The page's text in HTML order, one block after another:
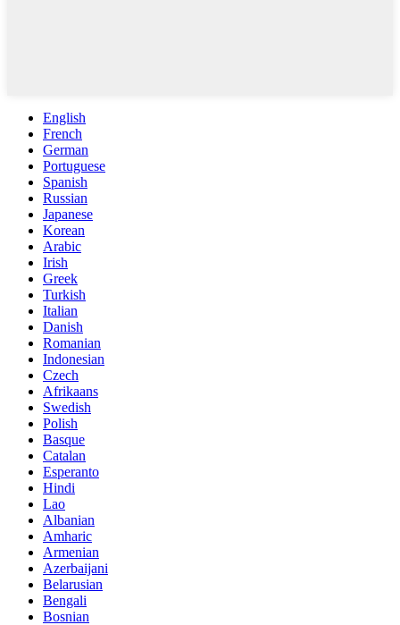
English
French
German
Portuguese
Spanish
Russian
Japanese
Korean
Arabic
Irish
Greek
Turkish
Italian
Danish
Romanian
Indonesian
Czech
Afrikaans
Swedish
Polish
Basque
Catalan
Esperanto
Hindi
Lao
Albanian
Amharic
Armenian
Azerbaijani
Belarusian
Bengali
Bosnian